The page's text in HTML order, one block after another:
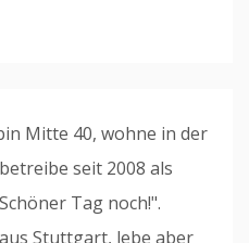
Mitte 40, wohne in der
seit 2008 als
Tag noch!".
Stuttgart, lebe aber